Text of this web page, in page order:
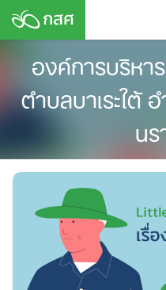
Skip
contentองค์การบริหา
ตำบลบาเระใต้
น